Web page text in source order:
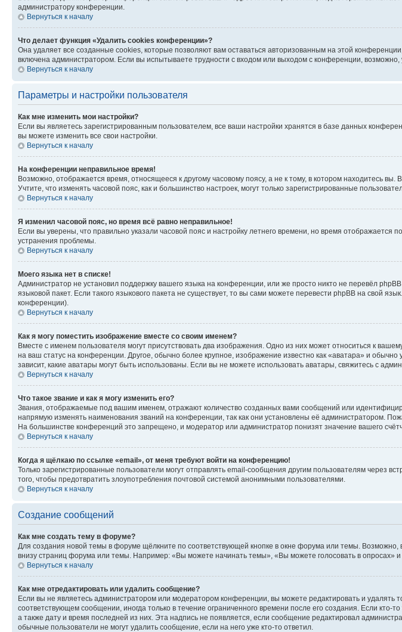
администратору конференции.
Вернуться к началу
Что делает функция «Удалить cookies конференции»?
Она удаляет все созданные cookies, которые позволяют вам оставаться авторизованным на этой
включена администратором. Если вы испытываете трудности с входом или выходом с конференции,
Вернуться к началу
Параметры и настройки пользователя
Как мне изменить мои настройки?
Если вы являетесь зарегистрированным пользователем, все ваши настройки хранятся в базе данных
вы можете изменить все свои настройки.
Вернуться к началу
На конференции неправильное время!
Возможно, отображается время, относящееся к другому часовому поясу, а не к тому, в котором находитесь
Учтите, что изменять часовой пояс, как и большинство настроек, могут только зарегистрированные
Вернуться к началу
Я изменил часовой пояс, но время всё равно неправильное!
Если вы уверены, что правильно указали часовой пояс и настройку летнего времени, но время
устранения проблемы.
Вернуться к началу
Моего языка нет в списке!
Администратор не установил поддержку вашего языка на конференции, или же просто никто не перевёл
языковой пакет. Если такого языкового пакета не существует, то вы сами можете перевести phpBB на свой
конференции).
Вернуться к началу
Как я могу поместить изображение вместе со своим именем?
Вместе с именем пользователя могут присутствовать два изображения. Одно из них может относиться к
на ваш статус на конференции. Другое, обычно более крупное, изображение известно как «аватара» и
зависит, какие аватары могут быть использованы. Если вы не можете использовать аватары, свяжитесь с
Вернуться к началу
Что такое звание и как я могу изменить его?
Звания, отображаемые под вашим именем, отражают количество созданных вами сообщений или
напрямую изменять наименования званий на конференции, так как они установлены её администратором.
На большинстве конференций это запрещено, и модератор или администратор понизят значение вашего
Вернуться к началу
Когда я щёлкаю по ссылке «email», от меня требуют войти на конференцию!
Только зарегистрированные пользователи могут отправлять email-сообщения другим пользователям через
того, чтобы предотвратить злоупотребления почтовой системой анонимными пользователями.
Вернуться к началу
Создание сообщений
Как мне создать тему в форуме?
Для создания новой темы в форуме щёлкните по соответствующей кнопке в окне форума или темы.
внизу страниц форума или темы. Например: «Вы можете начинать темы», «Вы можете голосовать в опросах» и
Вернуться к началу
Как мне отредактировать или удалить сообщение?
Если вы не являетесь администратором или модератором конференции, вы можете редактировать и
соответствующем сообщении, иногда только в течение ограниченного времени после его создания. Если
а также дату и время последней из них. Эта надпись не появляется, если сообщение редактировал
обычные пользователи не могут удалить сообщение, если на него уже кто-то ответил.